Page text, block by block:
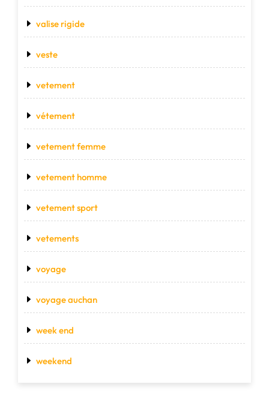
valise rigide
veste
vetement
vétement
vetement femme
vetement homme
vetement sport
vetements
voyage
voyage auchan
week end
weekend